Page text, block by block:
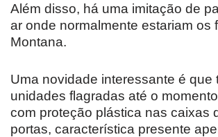
Além disso, há uma imitação de
ar onde normalmente estariam os
Montana.
Uma novidade interessante é que
unidades flagradas até o
com proteção plástica nas caixas
portas, característica presente